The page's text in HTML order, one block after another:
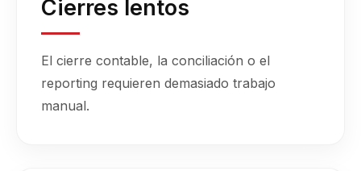
Cierres lentos
El cierre contable, la conciliación o el
reporting requieren demasiado trabajo
manual.